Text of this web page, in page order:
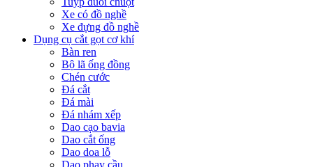
Xe có đồ nghề
Xe đựng đồ nghề
Dụng cụ cắt gọt cơ khí
Bàn ren
Bộ lã ống đồng
Chén cước
Đá cắt
Đá mài
Đá nhám xếp
Dao cạo bavia
Dao cắt ống
Dao doa lỗ
Dao phay cầu